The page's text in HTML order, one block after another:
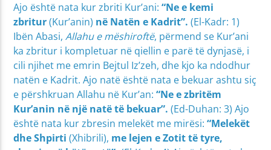
Ajo është nata kur zbriti Kur’ani:“Ne e kemi
zbritur(Kur’anin) në Natën e Kadrit”.(El-Kadr: 1)
Ibën Abasi,Allahu e mëshiroftë, përmend se Kur’ani
ka zbritur i kompletuar në qiellin e parë të dynjasë, i
cili njihet me emrin Bejtul Iz’zeh, dhe kjo ka ndodhur
natën e Kadrit. Ajo natë është nata e bekuar ashtu siç
e përshkruan Allahu në Kur’an:“Ne e zbritëm
Kur’anin në një natë të bekuar”. (Ed-Duhan: 3) Ajo
është nata kur zbresin melekët me mirësi:“Melekët
dhe Shpirti(Xhibrili), me lejen e Zotit të tyre,